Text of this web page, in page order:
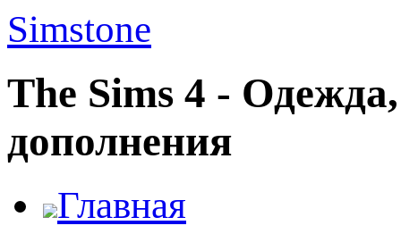
Simstone
The Sims 4 -
дополнения
Главная